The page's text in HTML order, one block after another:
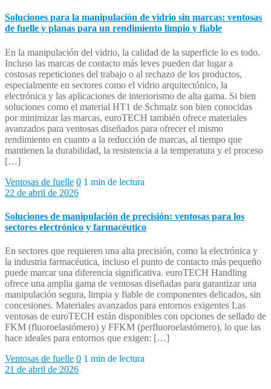
Soluciones para la manipulación de vidrio sin marcas: ventosas
de fuelle y planas para un rendimiento limpio y fiable
En la manipulación del vidrio, la calidad de la superficie lo es todo.
Incluso las marcas de contacto más leves pueden dar lugar a
costosas repeticiones del trabajo o al rechazo de los productos,
especialmente en sectores como el vidrio arquitectónico, la
electrónica y las aplicaciones de interiorismo de alta gama. Si bien
soluciones como el material HT1 de Schmalz son bien conocidas
por minimizar las marcas, euroTECH también ofrece materiales
avanzados para ventosas diseñados para ofrecer el mismo
rendimiento en cuanto a la reducción de marcas, al tiempo que
mantienen la durabilidad, la resistencia a la temperatura y el proceso
[…]
Ventosas de fuelle 0 1 min de lectura
22 de abril de 2026
Soluciones de manipulación de precisión: ventosas para los
sectores electrónico y farmacéutico
En sectores que requieren una alta precisión, como la electrónica y
la industria farmacéutica, incluso el punto de contacto más pequeño
puede marcar una diferencia significativa. euroTECH Handling
ofrece una amplia gama de ventosas diseñadas para garantizar una
manipulación segura, limpia y fiable de componentes delicados, sin
concesiones. Materiales avanzados para entornos exigentes Las
ventosas de euroTECH están disponibles con opciones de sellado de
FKM (fluoroelastómero) y FFKM (perfluoroelastómero), lo que las
hace ideales para entornos que exigen: […]
Ventosas de fuelle 0 1 min de lectura
21 de abril de 2026